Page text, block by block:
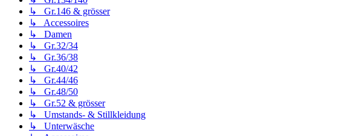
↳ Gr.146 & grösser
↳ Accessoires
↳ Damen
↳ Gr.32/34
↳ Gr.36/38
↳ Gr.40/42
↳ Gr.44/46
↳ Gr.48/50
↳ Gr.52 & grösser
↳ Umstands- & Stillkleidung
↳ Unterwäsche